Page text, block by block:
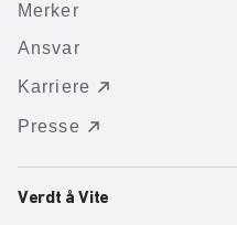
Merker
Ansvar
Karriere
Presse
Verdt å Vite